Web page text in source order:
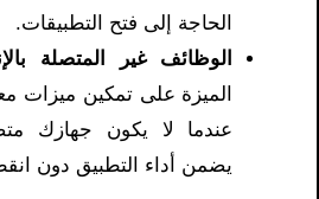
الحاجة إلى فتح التطبيقات.
الوظائف غير المتصلة
الميزة على تمكين ميزات
عندما لا يكون جهازك
يضمن أداء التطبيق دون